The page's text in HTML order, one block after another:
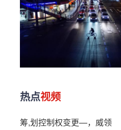
热点视频
筹,划控制权变更—，威领